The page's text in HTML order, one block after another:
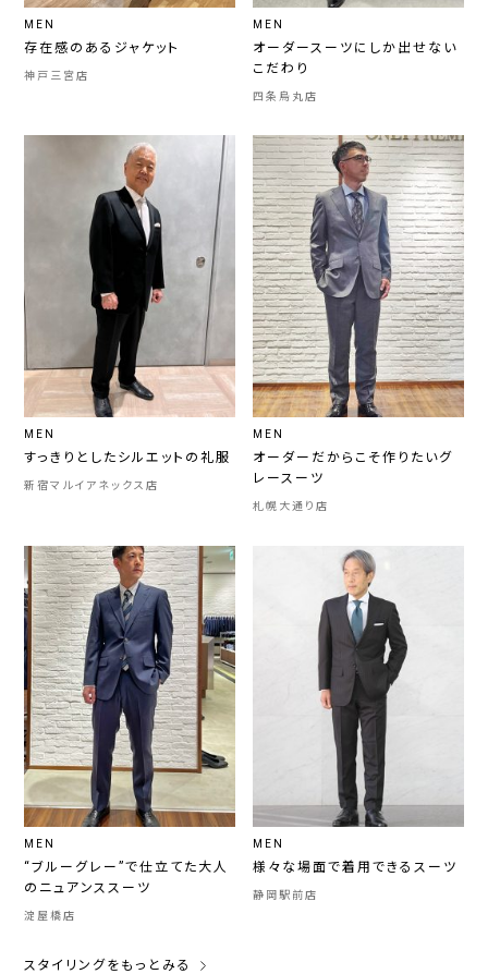
MEN
存在感のあるジャケット
神戸三宮店
MEN
オーダースーツにしか出せない
こだわり
四条烏丸店
MEN
すっきりとしたシルエットの礼服
新宿マルイアネックス店
MEN
オーダーだからこそ作りたいグ
レースーツ
札幌大通り店
MEN
“ブルーグレー”で仕立てた大人
のニュアンススーツ
淀屋橋店
MEN
様々な場面で着用できるスーツ
静岡駅前店
スタイリングをもっとみる